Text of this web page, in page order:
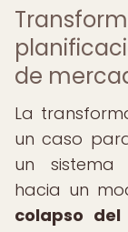
de
La
un caso
un sistema
hacia un
colapso del